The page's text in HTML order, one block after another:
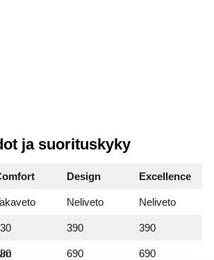
ja suorituskyky
Design Excellence
Neliveto Neliveto
390 390
690 690